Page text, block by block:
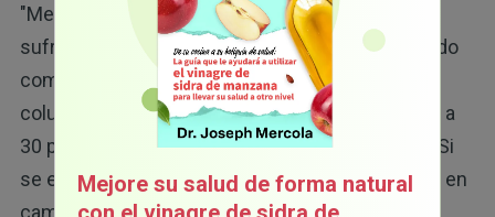
"Me senté a llorar y llorar", dice. Había estado
sufriendo durante tanto tiempo que había olvidado
como era no sufrir dolor. Con el dispositivo de la
columna vertebral, normalmente podía dar de 20 a
30 pasos como máximo en una sola exhibición. Si
se esforzaba por ir más lejos, quedaba postrado en
cama por días.
Mejore su salud de forma natural